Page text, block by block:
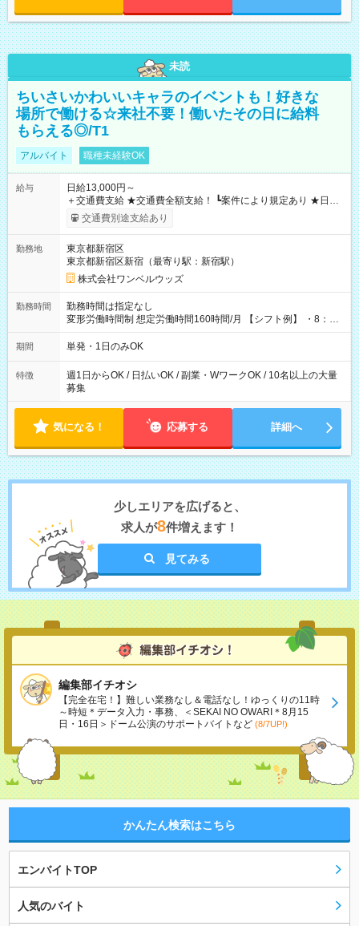
未読
ちいさいかわいいキャラのイベントも！好きな
場所で働ける☆来社不要！働いたその日に給料
もらえる◎/T1
アルバイト 職種未経験OK
給与
日給13,000円～
＋交通費支給 ★交通費全額支給！ ┗案件により規定あり ★日払
いOK！（規定あり） ┗働いたその日に現金GET♪ お仕事後はコ
ンビニATMから 日払い分を引き落とせます！ 【試用期間】試
交通費別途支給あり
勤務地
東京都新宿区
東京都新宿区新宿（最寄り駅：新宿駅）
株式会社ワンベルウッズ
勤務時間
勤務時間は指定なし
変形労働時間制 想定労働時間160時間/月 【シフト例】 ・8：00
～21：00
期間 単発・1日のみOK
特徴
週1日からOK / 日払いOK / 副業・WワークOK / 10名以上の大量
募集
気になる！ 応募する 詳細へ
少しエリアを広げると、
求人が8件増えます！
見てみる
編集部イチオシ
【完全在宅！】難しい業務なし＆電話なし！ゆっくりの11時
～時短＊データ入力・事務、＜SEKAI NO OWARI＊8月15
日・16日＞ドーム公演のサポートバイトなど (8/7UP!)
かんたん検索はこちら
エンバイトTOP
人気のバイト